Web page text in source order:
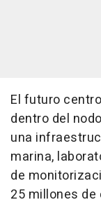
El futuro
dentro del
una
marina,
de
25 millones de